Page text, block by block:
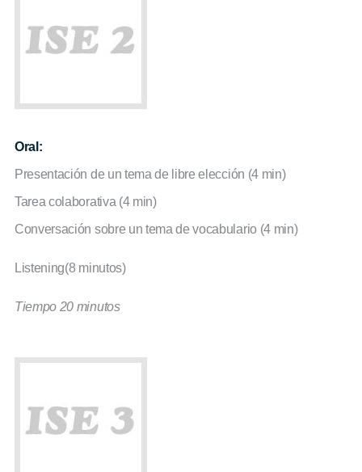
Oral:
Presentación de un tema de libre elección (4 min)
Tarea colaborativa (4 min)
Conversación sobre un tema de vocabulario (4 min)
Listening(8 minutos)
Tiempo 20 minutos